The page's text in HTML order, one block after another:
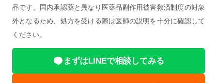
品です。国内承認薬と異なり医薬品副作用被害救済制度の対象
外となるため、処方を受ける際は医師の説明を十分に確認して
ください。
まずはLINEで相談してみる